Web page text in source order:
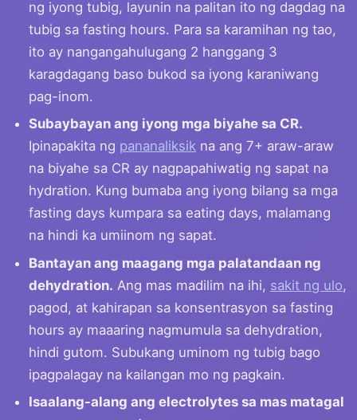
ng iyong tubig, layunin na palitan ito ng dagdag na
tubig sa fasting hours. Para sa karamihan ng tao,
ito ay nangangahulugang 2 hanggang 3
karagdagang baso bukod sa iyong karaniwang
pag-inom.
Subaybayan ang iyong mga biyahe sa CR.
Ipinapakita ng pananaliksik na ang 7+ araw-araw
na biyahe sa CR ay nagpapahiwatig ng sapat na
hydration. Kung bumaba ang iyong bilang sa mga
fasting days kumpara sa eating days, malamang
na hindi ka umiinom ng sapat.
Bantayan ang maagang mga palatandaan ng
dehydration. Ang mas madilim na ihi, sakit ng ulo,
pagod, at kahirapan sa konsentrasyon sa fasting
hours ay maaaring nagmumula sa dehydration,
hindi gutom. Subukang uminom ng tubig bago
ipagpalagay na kailangan mo ng pagkain.
Isaalang-alang ang electrolytes sa mas matagal